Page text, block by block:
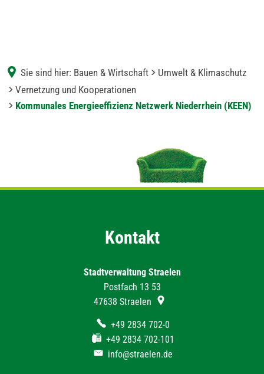
Sie sind hier: Bauen & Wirtschaft
Umwelt & Klimaschutz
Vernetzung und Kooperationen
Kommunales Energieeffizienz Netzwerk Niederrhein (KEEN)
Niederrhein
Kontakt
Stadtverwaltung Straelen
Postfach 13 53
47638 Straelen
+49 2834 702-0
+49 2834 702-101
info@straelen.de